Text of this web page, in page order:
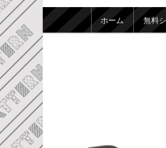
メインメニュー
メインコンテ
サブコンテン
ホーム 無料